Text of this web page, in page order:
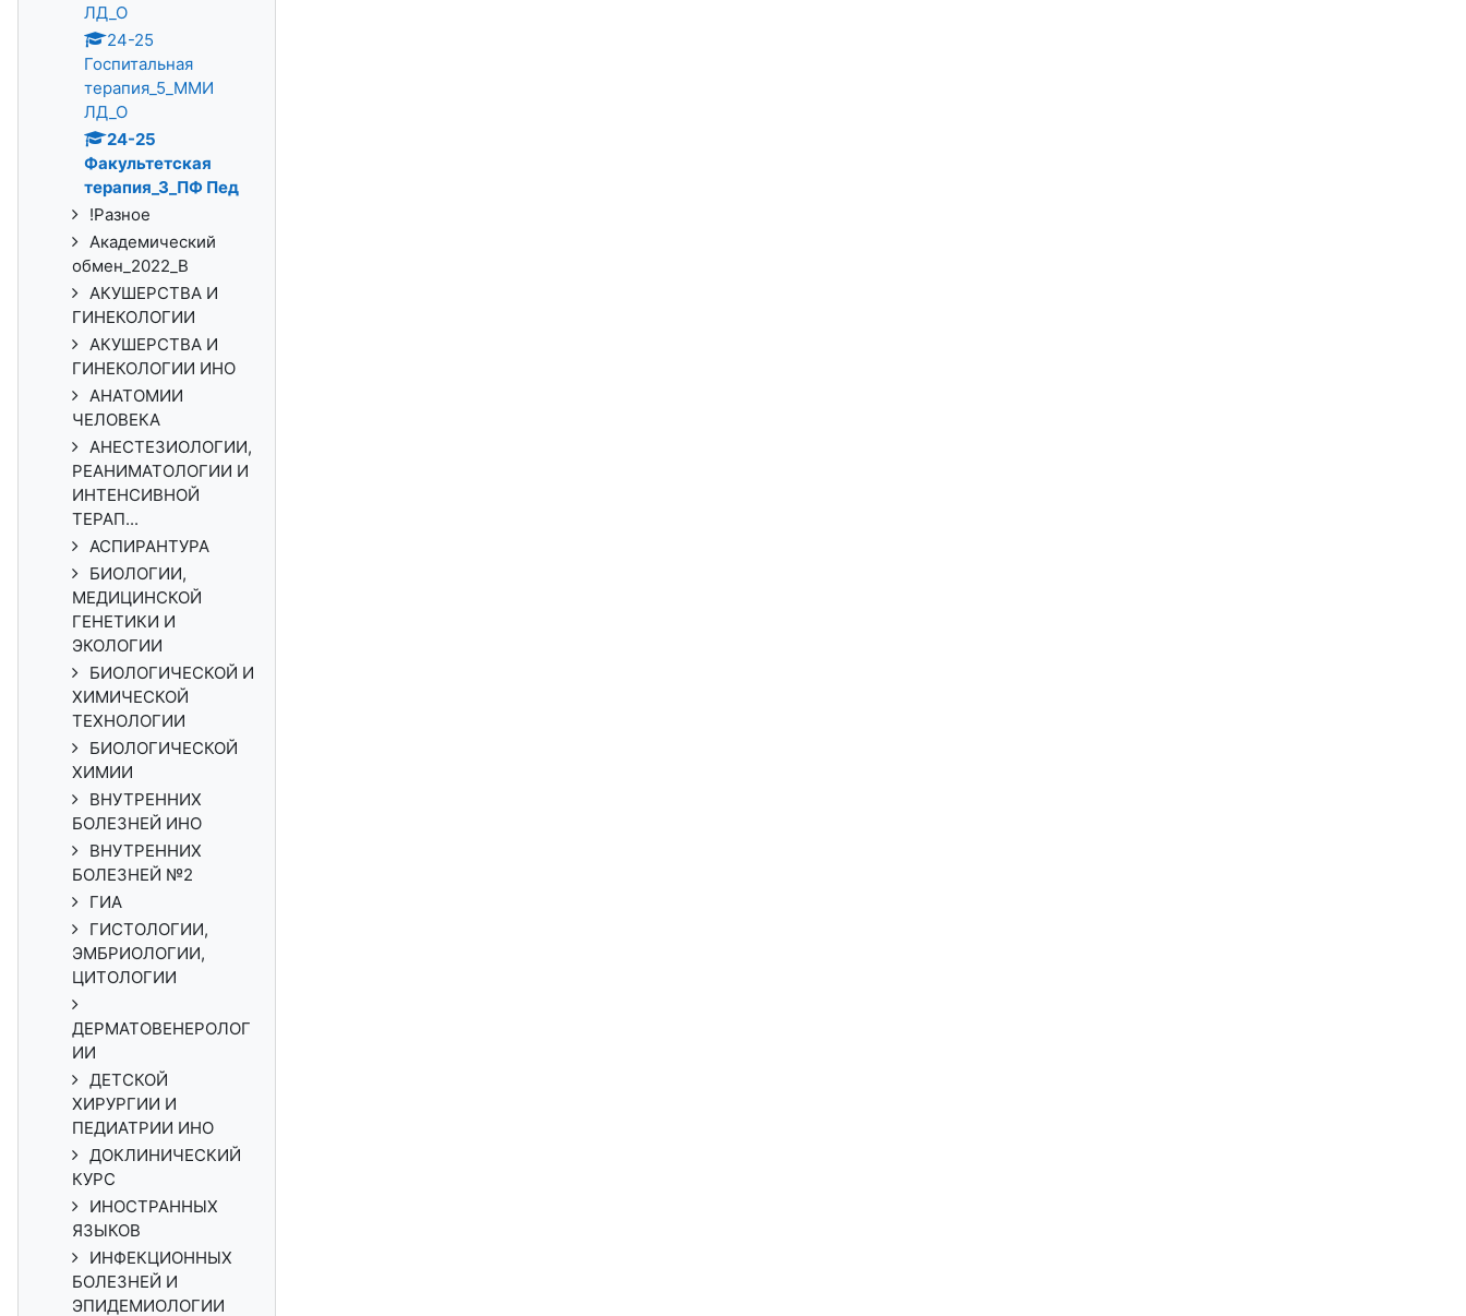
ЛД_О
24-25
Госпитальная
терапия_5_ММИ
ЛД_О
24-25
Факультетская
терапия_3_ПФ Пед
!Разное
Академический
обмен_2022_В
АКУШЕРСТВА И
ГИНЕКОЛОГИИ
АКУШЕРСТВА И
ГИНЕКОЛОГИИ ИНО
АНАТОМИИ
ЧЕЛОВЕКА
АНЕСТЕЗИОЛОГИИ,
РЕАНИМАТОЛОГИИ И
ИНТЕНСИВНОЙ
ТЕРАП...
АСПИРАНТУРА
БИОЛОГИИ,
МЕДИЦИНСКОЙ
ГЕНЕТИКИ И
ЭКОЛОГИИ
БИОЛОГИЧЕСКОЙ И
ХИМИЧЕСКОЙ
ТЕХНОЛОГИИ
БИОЛОГИЧЕСКОЙ
ХИМИИ
ВНУТРЕННИХ
БОЛЕЗНЕЙ ИНО
ВНУТРЕННИХ
БОЛЕЗНЕЙ №2
ГИА
ГИСТОЛОГИИ,
ЭМБРИОЛОГИИ,
ЦИТОЛОГИИ
ДЕРМАТОВЕНЕРОЛОГ
ИИ
ДЕТСКОЙ
ХИРУРГИИ И
ПЕДИАТРИИ ИНО
ДОКЛИНИЧЕСКИЙ
КУРС
ИНОСТРАННЫХ
ЯЗЫКОВ
ИНФЕКЦИОННЫХ
БОЛЕЗНЕЙ И
ЭПИДЕМИОЛОГИИ